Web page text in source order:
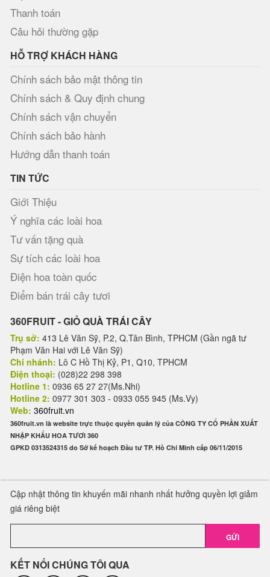
Thanh toán
Câu hỏi thường gặp
HỖ TRỢ KHÁCH HÀNG
Chính sách bảo mật thông tin
Chính sách & Quy định chung
Chính sách vận chuyển
Chính sách bảo hành
Hướng dẫn thanh toán
TIN TỨC
Giới Thiệu
Ý nghĩa các loài hoa
Tư vấn tặng quà
Sự tích các loài hoa
Điện hoa toàn quốc
Điểm bán trái cây tươi
360FRUIT - GIỎ QUÀ TRÁI CÂY
Trụ sở: 413 Lê Văn Sỹ, P.2, Q.Tân Bình, TPHCM (Gần ngã tư
Phạm Văn Hai với Lê Văn Sỹ)
Chi nhánh: Lô C Hồ Thị Kỷ, P1, Q10, TPHCM
Điện thoại: (028)22 298 398
Hotline 1: 0936 65 27 27(Ms.Nhi)
Hotline 2: 0977 301 303 - 0933 055 945 (Ms.Vy)
Web: 360fruit.vn
360fruit.vn là website trực thuộc quyền quản lý của CÔNG TY CỔ PHẦN XUẤT
NHẬP KHẨU HOA TƯƠI 360
GPKD 0313524315 do Sở kế hoạch Đầu tư TP. Hồ Chí Minh cấp 06/11/2015
Cập nhật thông tin khuyến mãi nhanh nhất hưởng quyền lợi giảm
giá riêng biệt
GỬI
KẾT NỐI CHÚNG TÔI QUA